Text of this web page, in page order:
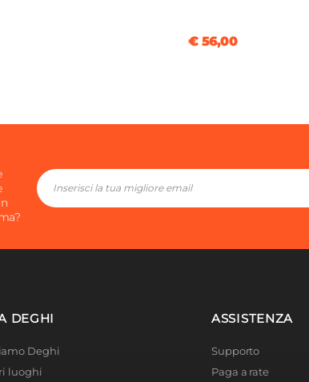
€ 56,00
DEGHI
Deghi
luoghi
ASSISTENZA
Supporto
Paga a rate